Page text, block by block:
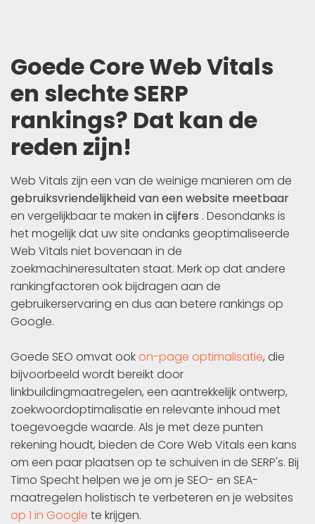
Goede Core Web Vitals
en slechte SERP
rankings? Dat kan de
reden zijn!
Web Vitals zijn een van de weinige manieren om de
gebruiksvriendelijkheid van een website meetbaar
en vergelijkbaar te maken in cijfers . Desondanks is
het mogelijk dat uw site ondanks geoptimaliseerde
Web Vitals niet bovenaan in de
zoekmachineresultaten staat. Merk op dat andere
rankingfactoren ook bijdragen aan de
gebruikerservaring en dus aan betere rankings op
Google.
Goede SEO omvat ookon-page optimalisatie, die
bijvoorbeeld wordt bereikt door
linkbuildingmaatregelen, een aantrekkelijk ontwerp,
zoekwoordoptimalisatie en relevante inhoud met
toegevoegde waarde. Als je met deze punten
rekening houdt, bieden de Core Web Vitals een kans
om een paar plaatsen op te schuiven in de SERP's. Bij
Timo Specht helpen we je om je SEO- en SEA-
maatregelen holistisch te verbeteren en je websites
op 1 in Google te krijgen.